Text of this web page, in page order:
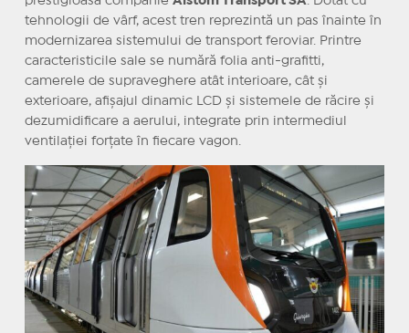
tehnologii de vârf, acest tren reprezintă un pas înainte în
modernizarea sistemului de transport feroviar. Printre
caracteristicile sale se numără folia anti-grafitti,
camerele de supraveghere atât interioare, cât și
exterioare, afișajul dinamic LCD și sistemele de răcire și
dezumidificare a aerului, integrate prin intermediul
ventilației forțate în fiecare vagon.